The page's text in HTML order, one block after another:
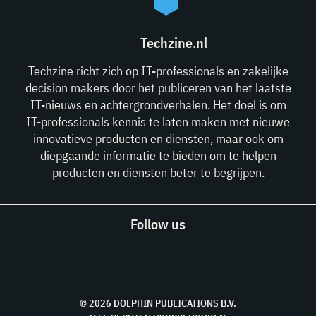
Techzine.nl
Techzine richt zich op IT-professionals en zakelijke
decision makers door het publiceren van het laatste
IT-nieuws en achtergrondverhalen. Het doel is om
IT-professionals kennis te laten maken met nieuwe
innovatieve producten en diensten, maar ook om
diepgaande informatie te bieden om te helpen
producten en diensten beter te begrijpen.
Follow us
© 2026 DOLPHIN PUBLICATIONS B.V.